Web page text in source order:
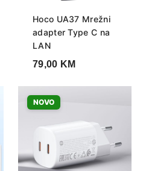
Hoco UA37 Mrežni
adapter Type C na
LAN
79,00 KM
NOVO